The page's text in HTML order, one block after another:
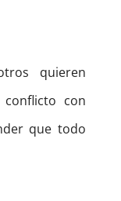
quieren
con
que todo